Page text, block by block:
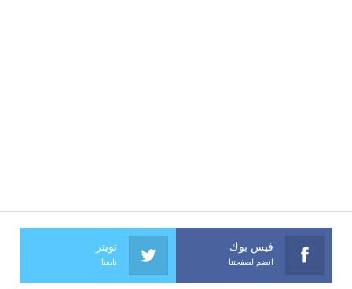
فيس بوك
انضم لصفحتنا
تويتر
تابعنا